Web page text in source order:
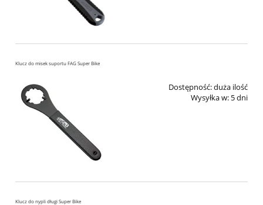
Klucz do misek suportu FAG Super Bike
Dostępność:duża ilość
Wysyłka w: 5 dni
Klucz do nypli długi Super Bike